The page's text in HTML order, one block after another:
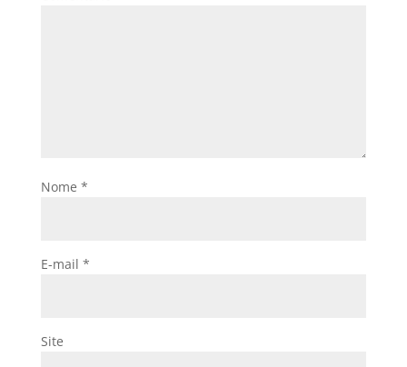
Nome *
E-mail *
Site